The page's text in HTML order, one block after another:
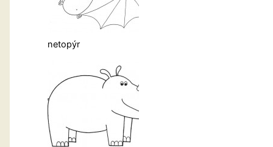
netopýr